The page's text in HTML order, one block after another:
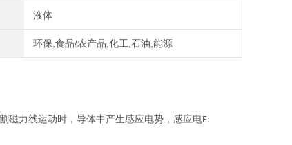
液体
环保,食品/农产品,化工,石油,能源
磁力线运动时，导体中产生感应电势，感应电E: